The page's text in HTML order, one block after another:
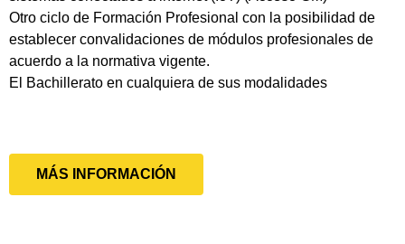
Otro ciclo de Formación Profesional con la posibilidad de
establecer convalidaciones de módulos profesionales de
acuerdo a la normativa vigente.
El Bachillerato en cualquiera de sus modalidades
MÁS INFORMACIÓN